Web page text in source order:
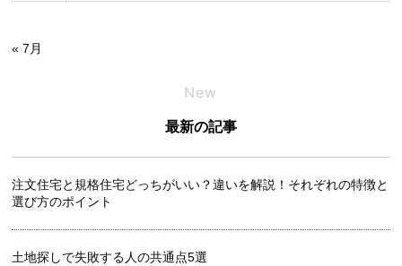
« 7月
New
最新の記事
注文住宅と規格住宅どっちがいい？違いを解説！それぞれの特徴と
選び方のポイント
土地探しで失敗する人の共通点5選